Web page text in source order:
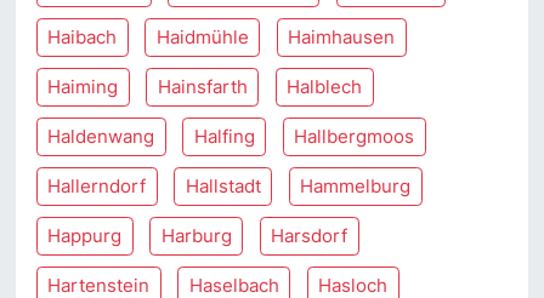
Haibach Haidmühle Haimhausen
Haiming Hainsfarth Halblech
Haldenwang Halfing Hallbergmoos
Hallerndorf Hallstadt Hammelburg
Happurg Harburg Harsdorf
Hartenstein Haselbach Hasloch